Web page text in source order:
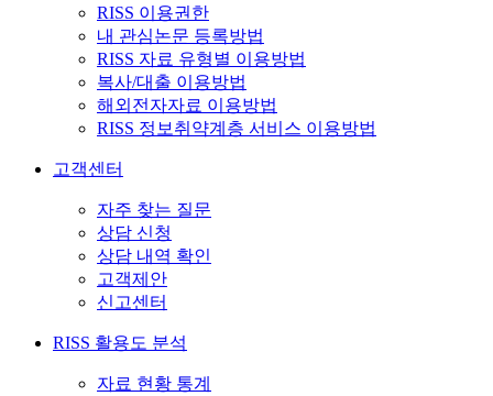
RISS 이용권한
내 관심논문 등록방법
RISS 자료 유형별 이용방법
복사/대출 이용방법
해외전자자료 이용방법
RISS 정보취약계층 서비스 이용방법
고객센터
자주 찾는 질문
상담 신청
상담 내역 확인
고객제안
신고센터
RISS 활용도 분석
자료 현황 통계